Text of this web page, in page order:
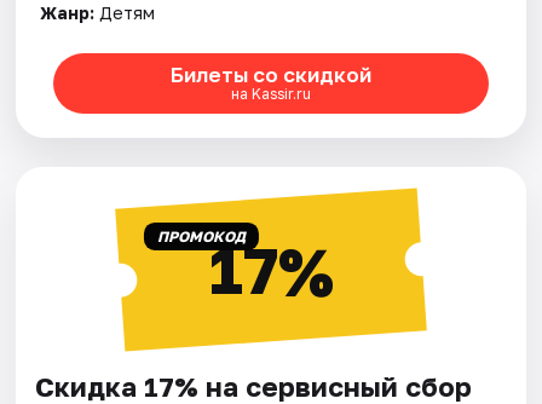
Жанр: Детям
Билеты со скидкой
на Kassir.ru
ПРОМОКОД17%
Скидка 17% на сервисный сбор